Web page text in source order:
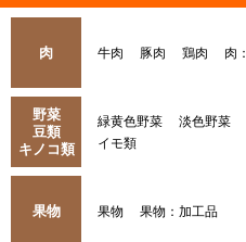
肉 牛肉 豚肉 鶏肉 肉
野菜
豆類
キノコ類
緑黄色野菜 淡色野菜
イモ類
果物 果物 果物：加工品